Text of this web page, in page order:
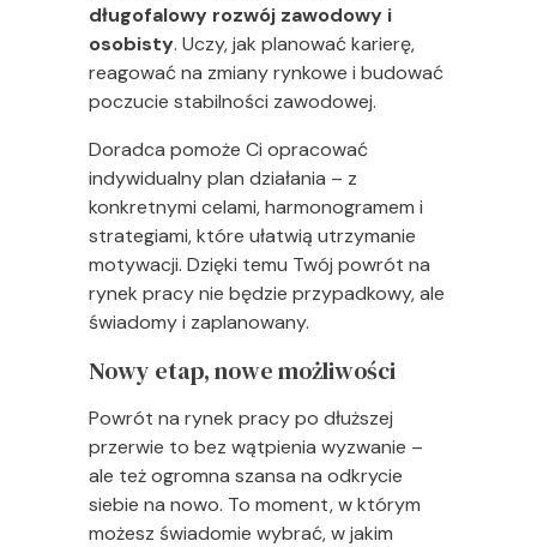
długofalowy rozwój zawodowy i
osobisty. Uczy, jak planować karierę,
reagować na zmiany rynkowe i budować
poczucie stabilności zawodowej.
Doradca pomoże Ci opracować
indywidualny plan działania – z
konkretnymi celami, harmonogramem i
strategiami, które ułatwią utrzymanie
motywacji. Dzięki temu Twój powrót na
rynek pracy nie będzie przypadkowy, ale
świadomy i zaplanowany.
Nowy etap, nowe możliwości
Powrót na rynek pracy po dłuższej
przerwie to bez wątpienia wyzwanie –
ale też ogromna szansa na odkrycie
siebie na nowo. To moment, w którym
możesz świadomie wybrać, w jakim